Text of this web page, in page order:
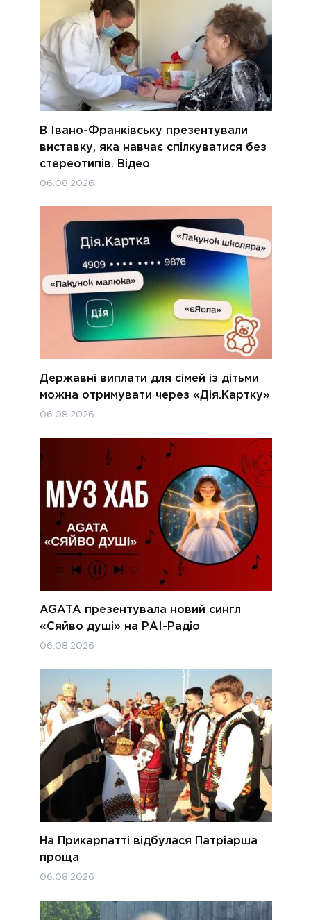
В Івано-Франківську презентували
виставку, яка навчає спілкуватися без
стереотипів. Відео
06.08.2026
Державні виплати для сімей із дітьми
можна отримувати через «Дія.Картку»
06.08.2026
AGATA презентувала новий сингл
«Сяйво душі» на РАІ-Радіо
06.08.2026
На Прикарпатті відбулася Патріарша
проща
06.08.2026